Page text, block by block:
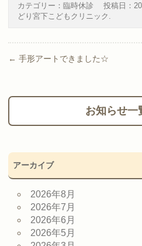
カテゴリー： 臨時休診 投稿日：
どり宮下こどもクリニック
Post navigation
← 手形アートできました☆
お知らせ
アーカイブ
2026年8月
2026年7月
2026年6月
2026年5月